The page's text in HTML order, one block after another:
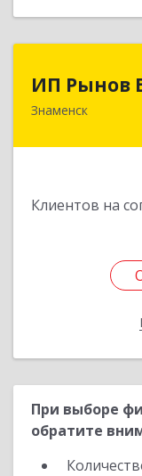
ИП Рынов
Знаменск
Клиентов на
При выборе
обратите